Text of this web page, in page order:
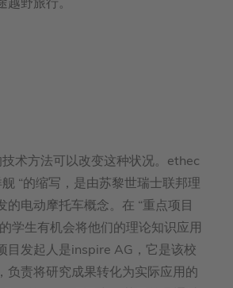
越野旅行。
术方法可以改变这种状况。ethec
“的缩写，是由苏黎世瑞士联邦理
的电动摩托车概念。在 “重点项目
学生有机会将他们的理论知识应用
目发起人是inspire AG，它是该校
负责将研究成果转化为实际应用的